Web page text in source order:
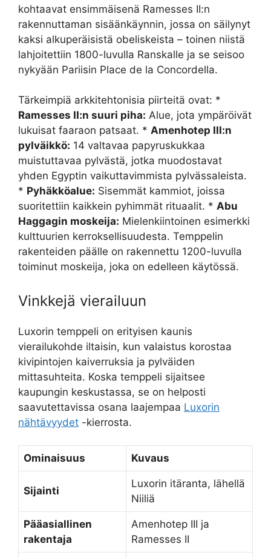
kohtaavat ensimmäisenä Ramesses II:n
rakennuttaman sisäänkäynnin, jossa on säilynyt
kaksi alkuperäisistä obeliskeista – toinen niistä
lahjoitettiin 1800-luvulla Ranskalle ja se seisoo
nykyään Pariisin Place de la Concordella.
Tärkeimpiä arkkitehtonisia piirteitä ovat: *
Ramesses II:n suuri piha: Alue, jota ympäröivät
lukuisat faaraon patsaat. * Amenhotep III:n
pylväikkö: 14 valtavaa papyruskukkaa
muistuttavaa pylvästä, jotka muodostavat
yhden Egyptin vaikuttavimmista pylvässaleista.
* Pyhäkköalue: Sisemmät kammiot, joissa
suoritettiin kaikkein pyhimmät rituaalit. * Abu
Haggagin moskeija: Mielenkiintoinen esimerkki
kulttuurien kerroksellisuudesta. Temppelin
rakenteiden päälle on rakennettu 1200-luvulla
toiminut moskeija, joka on edelleen käytössä.
Vinkkejä vierailuun
Luxorin temppeli on erityisen kaunis
vierailukohde iltaisin, kun valaistus korostaa
kivipintojen kaiverruksia ja pylväiden
mittasuhteita. Koska temppeli sijaitsee
kaupungin keskustassa, se on helposti
saavutettavissa osana laajempaa Luxorin
nähtävyydet -kierrosta.
Ominaisuus Kuvaus
Sijainti
Luxorin itäranta, lähellä
Niiliä
Pääasiallinen
rakentaja
Amenhotep III ja
Ramesses II